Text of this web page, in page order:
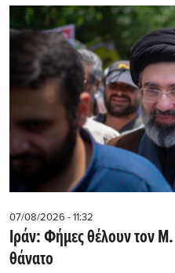
07/08/2026 - 11:32
Ιράν: Φήμες θέλουν τον
θάνατο